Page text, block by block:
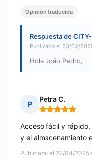
Opinión traducida
Respuesta de
Publicada el 23/04/
Hola João Pedro,
P
Petra C.
Nota: 5 de 5
Publicado el 22/04/2025
Acceso fácil y rápido.
y el almacenamiento